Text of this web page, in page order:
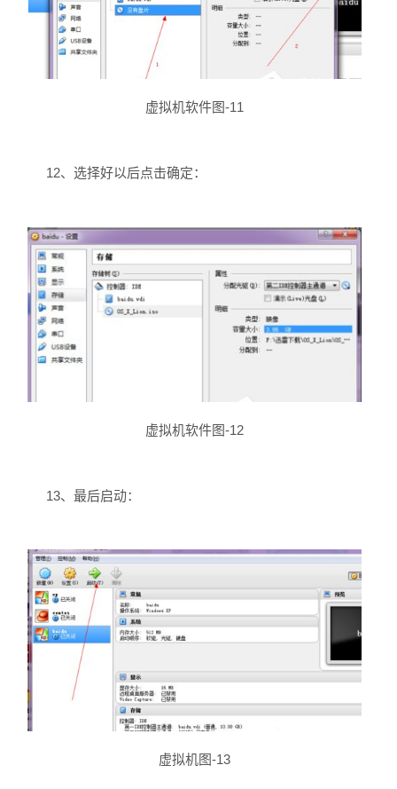
虚拟机软件图-11
12、选择好以后点击确定：
虚拟机软件图-12
13、最后启动：
虚拟机图-13